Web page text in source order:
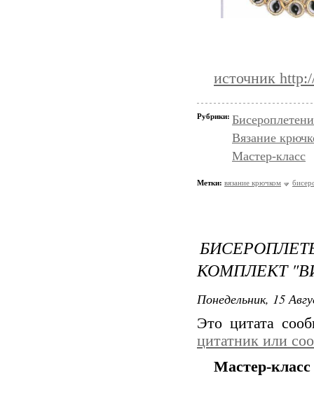
источник
Рубрики:
Вязание
Мастер-класс
Метки: вязание крючком
КОМПЛЕКТ
Понедельник, 15
Это цитата
цитатник или
Мастер-